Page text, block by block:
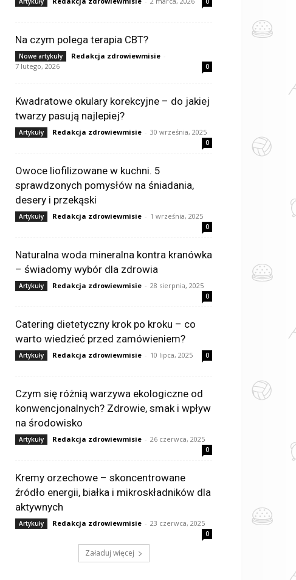
Na czym polega terapia CBT?
Nowe artykuły Redakcja zdrowiewmisie -
7 lutego, 2026
0
Kwadratowe okulary korekcyjne – do jakiej
twarzy pasują najlepiej?
Artykuły Redakcja zdrowiewmisie - 30 września, 2025
0
Owoce liofilizowane w kuchni. 5
sprawdzonych pomysłów na śniadania,
desery i przekąski
Artykuły Redakcja zdrowiewmisie - 1 września, 2025
0
Naturalna woda mineralna kontra kranówka
– świadomy wybór dla zdrowia
Artykuły Redakcja zdrowiewmisie - 28 sierpnia, 2025
0
Catering dietetyczny krok po kroku – co
warto wiedzieć przed zamówieniem?
Artykuły Redakcja zdrowiewmisie - 10 lipca, 2025 0
Czym się różnią warzywa ekologiczne od
konwencjonalnych? Zdrowie, smak i wpływ
na środowisko
Artykuły Redakcja zdrowiewmisie - 26 czerwca, 2025
0
Kremy orzechowe – skoncentrowane
źródło energii, białka i mikroskładników dla
aktywnych
Artykuły Redakcja zdrowiewmisie - 23 czerwca, 2025
0
Załaduj więcej